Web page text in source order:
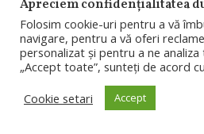
Cea mai mare
suprafață de
shopping din țară
(142.000 mp),
peste 400 de
Apreciem confidențialitatea
Folosim cookie-uri pentru a vă
navigare, pentru a vă oferi
personalizat și pentru a ne analiza
„Accept toate”, sunteți de acord
Cookie setari
Accept